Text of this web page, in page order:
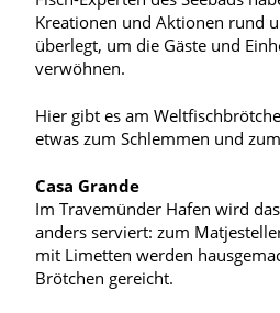
Kreationen und Aktionen rund
überlegt, um die Gäste und
verwöhnen.
Hier gibt es am
etwas zum Schlemmen und
Casa Grande
Im Travemünder Hafen wird
anders serviert: zum
mit Limetten werden
Brötchen gereicht.